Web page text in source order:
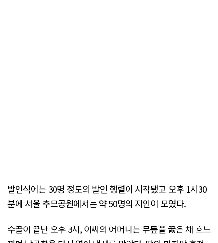
발인식에는 30명 정도의 발인 행렬이 시작됐고 오후 1시30
분에 서울 추모공원에서는 약 50명의 지인이 모였다.
수골이 끝난 오후 3시, 이씨의 어머니는 무릎을 꿇은 채 흐느